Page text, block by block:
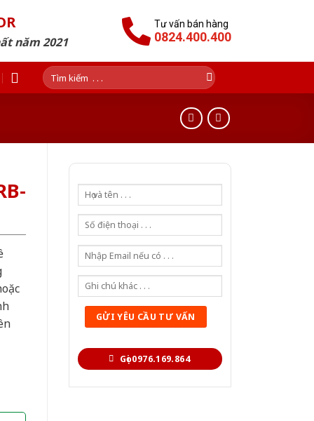
năm 2021
Tư vấn bán hàng
0824.400.400
Tìm
kiếm:
Gọi 0976.169.864